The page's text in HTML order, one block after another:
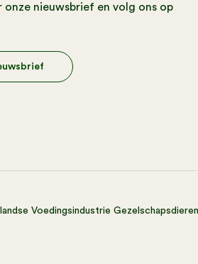
onze nieuwsbrief en volg ons op
Voedingsindustrie